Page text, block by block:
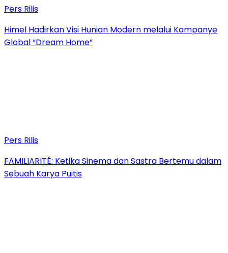
Pers Rilis
Himel Hadirkan Visi Hunian Modern melalui Kampanye
Global “Dream Home”
Pers Rilis
FAMILIARITÉ: Ketika Sinema dan Sastra Bertemu dalam
Sebuah Karya Puitis